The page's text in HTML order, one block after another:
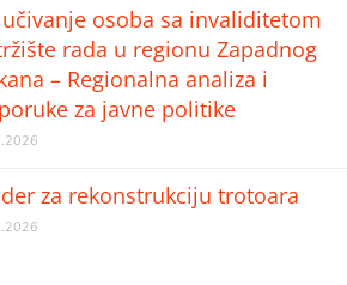
osoba sa invaliditetom
rada u regionu Zapadnog
– Regionalna analiza i
za javne politike
za rekonstrukciju trotoara